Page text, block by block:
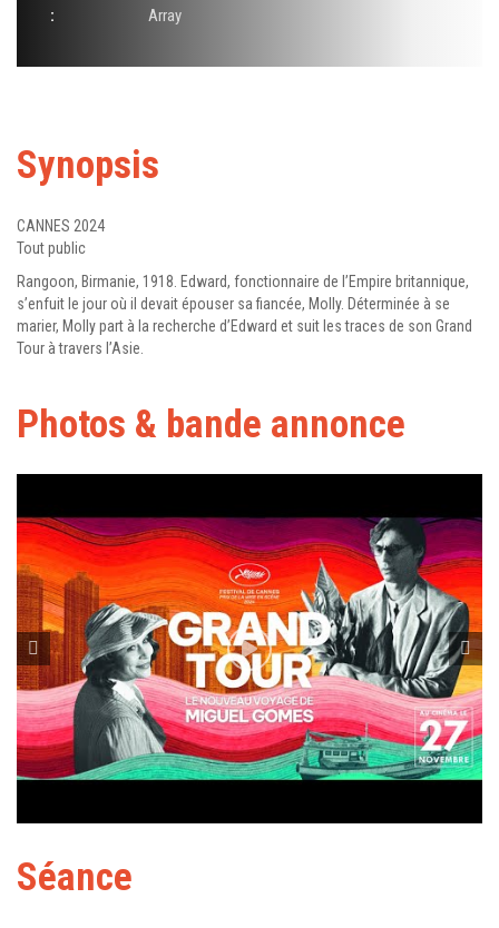
:
Array
Synopsis
CANNES 2024
Tout public
Rangoon, Birmanie, 1918. Edward, fonctionnaire de l’Empire britannique,
s’enfuit le jour où il devait épouser sa fiancée, Molly. Déterminée à se
marier, Molly part à la recherche d’Edward et suit les traces de son Grand
Tour à travers l’Asie.
Photos & bande annonce
Séance